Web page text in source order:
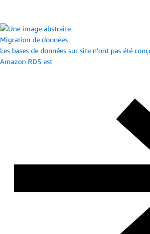
Migration de données
Les bases de données sur site n’ont pas été
Amazon RDS est